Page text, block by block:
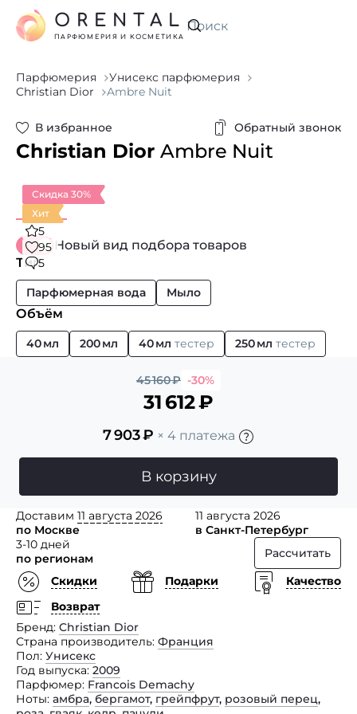
Искать
ORENTAL
ПАРФЮМЕРИЯ И КОСМЕТИКА
Парфюмерия
Унисекс парфюмерия
Christian Dior
Ambre Nuit
В избранное Обратный звонок
Christian Dior Ambre Nuit
Скидка 30%
Хит
5
95
5
Новый вид подбора товаров
Тип
Парфюмерная вода Мыло
Объём
40 мл 200 мл 40 мл тестер 250 мл тестер
45 160₽ -30%
31 612₽
7 903₽ × 4 платежа
В корзину
Доставим 11 августа 2026
по Москве
11 августа 2026
в Санкт-Петербург
3-10 дней
по регионам
Рассчитать
Скидки
Подарки
Качество
Возврат
Бренд Christian Dior
Страна производитель Франция
Пол Унисекс
Год выпуска 2009
Парфюмер Francois Demachy
Ноты амбра, бергамот, грейпфрут, розовый перец,